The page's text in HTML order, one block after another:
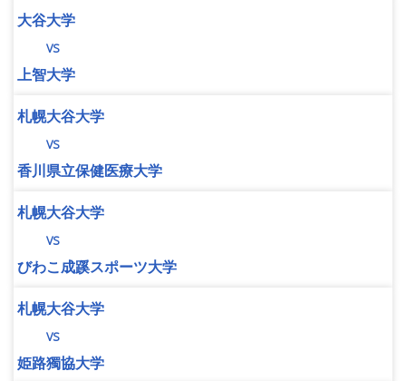
大谷大学
vs
上智大学
札幌大谷大学
vs
香川県立保健医療大学
札幌大谷大学
vs
びわこ成蹊スポーツ大学
札幌大谷大学
vs
姫路獨協大学